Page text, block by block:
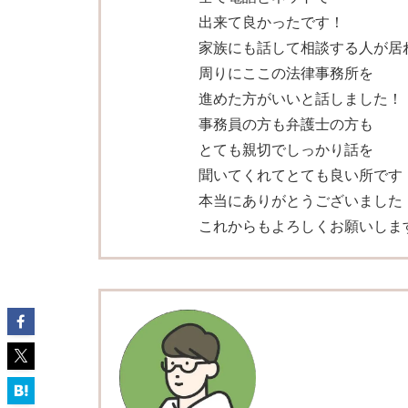
出来て良かったです！
家族にも話して相談する人が居
周りにここの法律事務所を
進めた方がいいと話しました！
事務員の方も弁護士の方も
とても親切でしっかり話を
聞いてくれてとても良い所です
本当にありがとうございました
これからもよろしくお願いしま